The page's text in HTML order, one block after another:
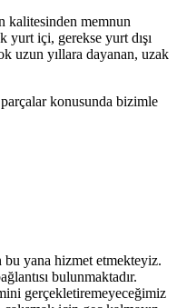
kalitesinden memnun
yurt içi, gerekse yurt dışı
uzun yıllara dayanan, uzak
konusunda bizimle
bu yana hizmet etmekteyiz.
bulunmaktadır.
gerçekletiremeyeceğimiz